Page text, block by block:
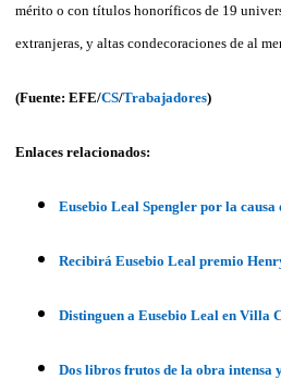
mérito o con títulos honoríficos de 19
extranjeras, y altas condecoraciones de al
(Fuente: EFE/CS/Trabajadores)
Enlaces relacionados:
Eusebio Leal Spengler por la causa
Recibirá Eusebio Leal premio
Distinguen a Eusebio Leal en Villa
Dos libros frutos de la obra intensa